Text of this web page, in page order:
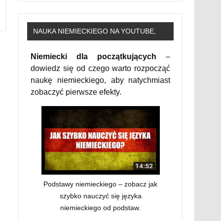
NAUKA NIEMIECKIEGO NA YOUTUBE,
Niemiecki dla początkujących –
dowiedz się od czego warto rozpocząć
naukę niemieckiego, aby natychmiast
zobaczyć pierwsze efekty.
Podstawy niemieckiego – zobacz jak
szybko nauczyć się języka
niemieckiego od podstaw.